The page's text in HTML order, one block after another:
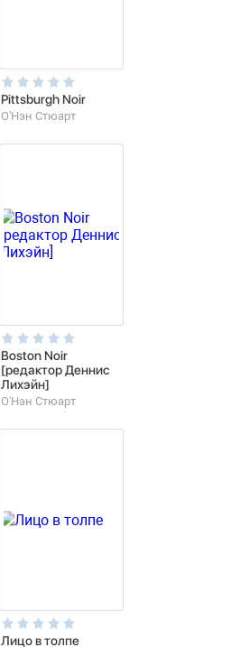
Pittsburgh Noir
О'Нэн Стюарт
Boston Noir
[редактор Деннис
Лихэйн]
О'Нэн Стюарт
Лицо в толпе